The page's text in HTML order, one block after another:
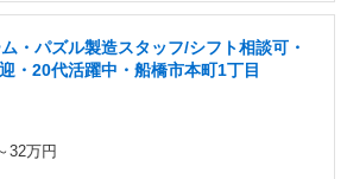
・パズル製造スタッフ/シフト相談可・
・20代活躍中・船橋市本町1丁目
32万円